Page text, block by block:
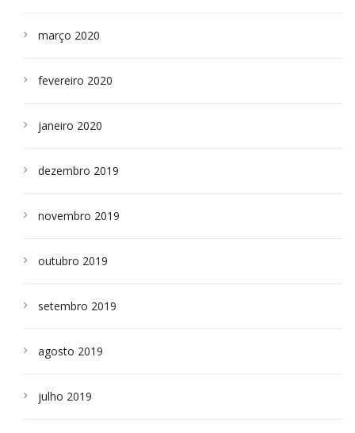
março 2020
fevereiro 2020
janeiro 2020
dezembro 2019
novembro 2019
outubro 2019
setembro 2019
agosto 2019
julho 2019